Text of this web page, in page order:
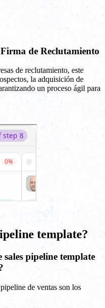
de Reclutamiento
de reclutamiento, este
la adquisición de
un proceso ágil para
template?
sales pipeline template
de ventas son los